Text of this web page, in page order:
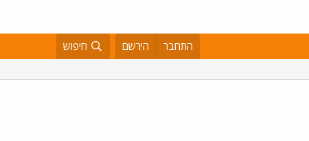
התחבר הירשם חיפוש